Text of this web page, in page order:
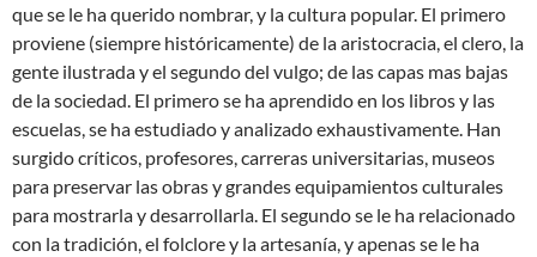
que se le ha querido nombrar, y la cultura popular. El primero
proviene (siempre históricamente) de la aristocracia, el clero, la
gente ilustrada y el segundo del vulgo; de las capas mas bajas
de la sociedad. El primero se ha aprendido en los libros y las
escuelas, se ha estudiado y analizado exhaustivamente. Han
surgido críticos, profesores, carreras universitarias, museos
para preservar las obras y grandes equipamientos culturales
para mostrarla y desarrollarla. El segundo se le ha relacionado
con la tradición, el folclore y la artesanía, y apenas se le ha